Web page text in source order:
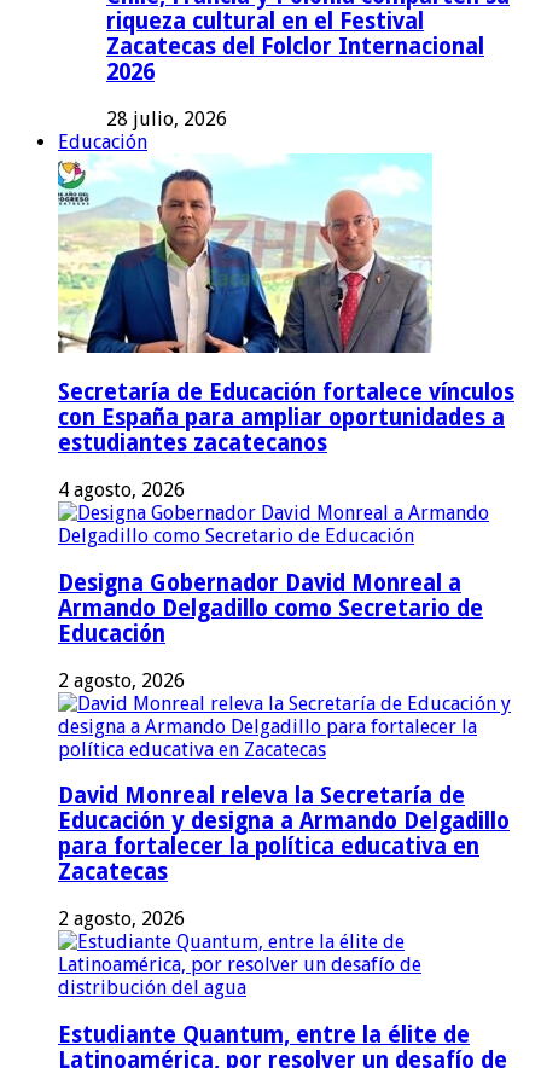
riqueza cultural en el Festival
Zacatecas del Folclor Internacional
2026
28 julio, 2026
Educación
Secretaría de Educación fortalece vínculos
con España para ampliar oportunidades a
estudiantes zacatecanos
4 agosto, 2026
Designa Gobernador David Monreal a
Armando Delgadillo como Secretario de
Educación
2 agosto, 2026
David Monreal releva la Secretaría de
Educación y designa a Armando Delgadillo
para fortalecer la política educativa en
Zacatecas
2 agosto, 2026
Estudiante Quantum, entre la élite de
Latinoamérica, por resolver un desafío de